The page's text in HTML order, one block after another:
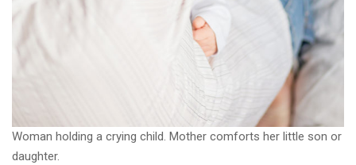
Woman holding a crying child. Mother comforts her little son or
daughter.